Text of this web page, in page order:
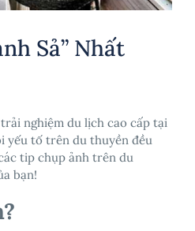
Sả” Nhất
nghiệm du lịch cao cấp tại
yếu tố trên du thuyền đều
tip chụp ảnh trên du
bạn!